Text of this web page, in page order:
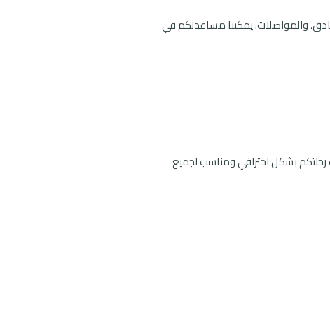
والمواصلات. يمكننا مساعدتكم في
رحلتكم بشكل احترافي ومناسب لجميع